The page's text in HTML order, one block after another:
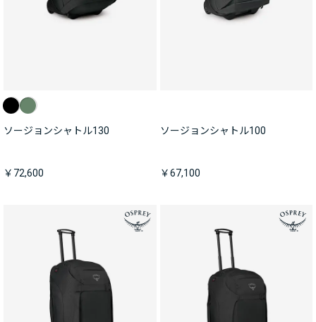
ソージョンシャトル130
￥72,600
ソージョンシャトル100
￥67,100